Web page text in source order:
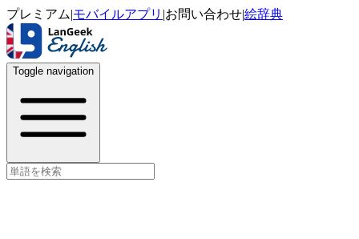
プレミアム|モバイルアプリ |お問い合わせ|絵辞典
Toggle navigation